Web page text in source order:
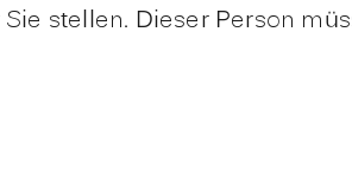
stellen. Dieser Person